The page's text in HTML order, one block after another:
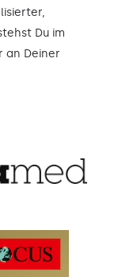
Du im
an Deiner